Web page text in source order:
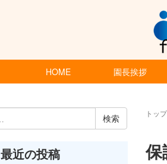
HOME 園長挨拶
トッ
保
最近の投稿